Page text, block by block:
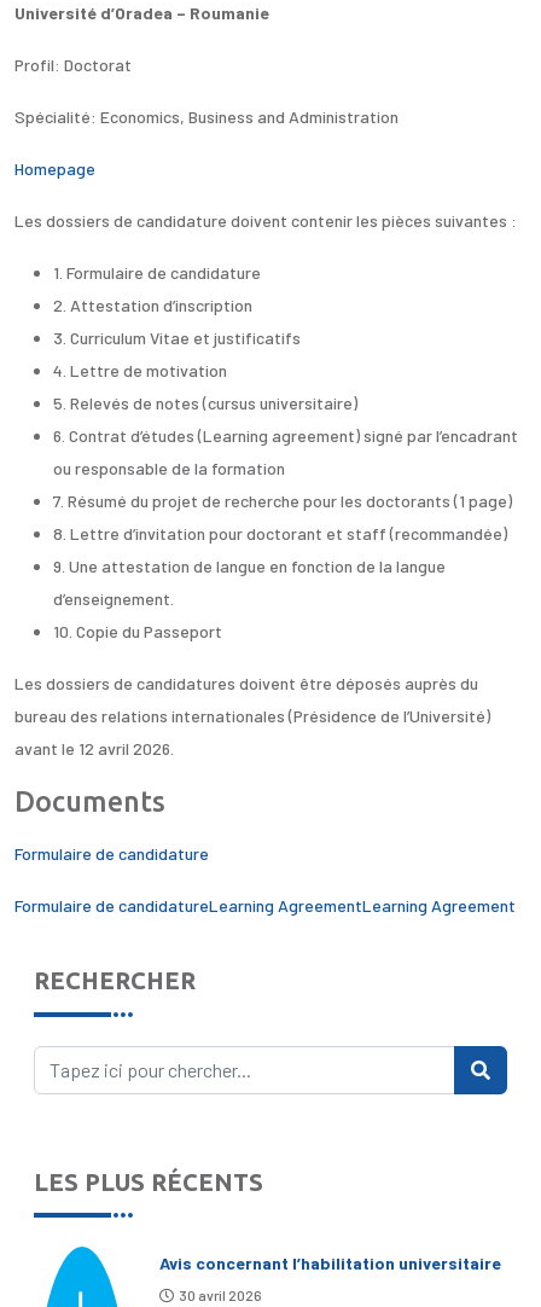
Université d’Oradea – Roumanie
Profil: Doctorat
Spécialité: Economics, Business and Administration
Homepage
Les dossiers de candidature doivent contenir les pièces suivantes :
1. Formulaire de candidature
2. Attestation d’inscription
3. Curriculum Vitae et justificatifs
4. Lettre de motivation
5. Relevés de notes (cursus universitaire)
6. Contrat d’études (Learning agreement) signé par l’encadrant
ou responsable de la formation
7. Résumé du projet de recherche pour les doctorants (1 page)
8. Lettre d’invitation pour doctorant et staff (recommandée)
9. Une attestation de langue en fonction de la langue
d’enseignement.
10. Copie du Passeport
Les dossiers de candidatures doivent être déposés auprès du
bureau des relations internationales (Présidence de l’Université)
avant le 12 avril 2026.
Documents
Formulaire de candidature
Formulaire de candidatureLearning AgreementLearning Agreement
RECHERCHER
LES PLUS RÉCENTS
Avis concernant l’habilitation universitaire
30 avril 2026